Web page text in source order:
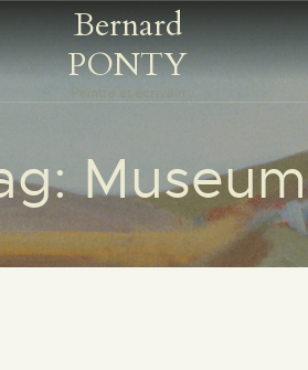
Bernard
PONTY
Peintre et écrivain
Museum
Bernard PONTY
ÉCRITES